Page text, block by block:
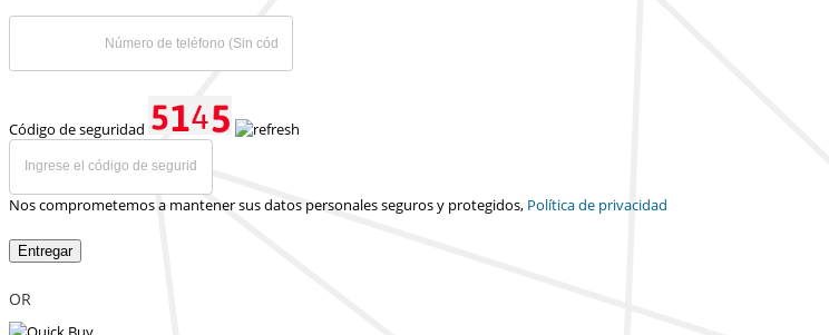
Código de seguridad
Nos comprometemos a mantener sus datos personales seguros y protegidos, Política de privacidad
Entregar
OR